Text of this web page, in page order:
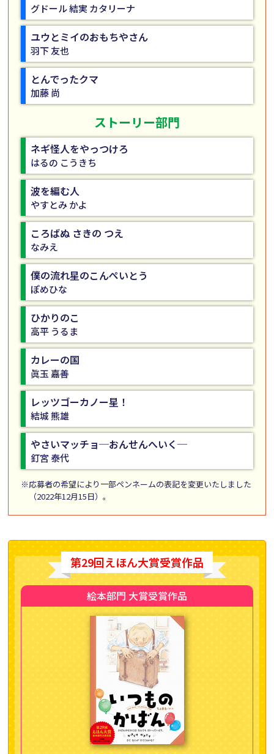
グドール 結実 カタリーナ
ユウとミイのおもちやさん
羽下 友也
とんでったクマ
加藤 尚
ストーリー部門
ネギ怪人をやっつけろ
はるの こうきち
波を編む人
やすとみ かよ
ころばぬ さきの つえ
なみえ
僕の流れ星のこんぺいとう
ぽめひな
ひかりのこ
高平 うるま
カレーの国
眞玉 嘉善
レッツゴーカノー星！
結城 熊雄
やさいマッチョ─おんせんへいく─
釘宮 泰代
※応募者の希望により一部ペンネームの表記を変更いたしました
（2022年12月15日）。
第29回えほん大賞受賞作品
絵本部門 大賞受賞作品